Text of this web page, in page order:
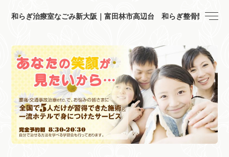
和らぎ治療室なごみ新大阪｜富田林市高辺台 和らぎ整骨院